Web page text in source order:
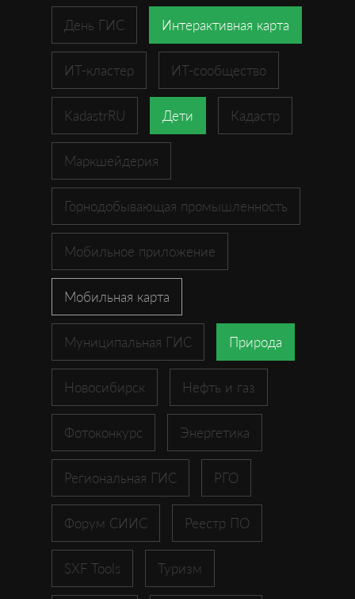
День ГИС Интерактивная карта
ИТ-кластер ИТ-сообщество
KadastrRU Дети Кадастр
Маркшейдерия
Горнодобывающая промышленность
Мобильное приложение
Мобильная карта
Муниципальная ГИС Природа
Новосибирск Нефть и газ
Фотоконкурс Энергетика
Региональная ГИС РГО
Форум СИИС Реестр ПО
SXF Tools Туризм